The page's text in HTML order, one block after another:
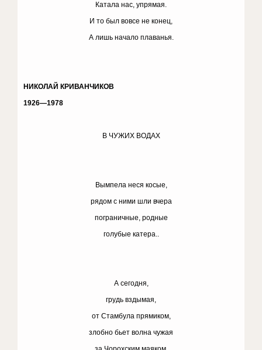
Катала нас, упрямая.
И то был вовсе не конец,
А лишь начало плаванья.
НИКОЛАЙ КРИВАНЧИКОВ
1926—1978
В ЧУЖИХ ВОДАХ
Вымпела неся косые,
рядом с ними шли вчера
пограничные, родные
голубые катера..
А сегодня,
грудь вздымая,
от Стамбула прямиком,
злобно бьет волна чужая